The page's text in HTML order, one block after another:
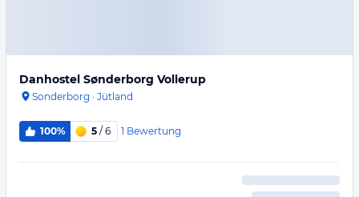
Danhostel Sønderborg Vollerup
Sonderborg · Jütland
100% 5 / 6 1 Bewertung